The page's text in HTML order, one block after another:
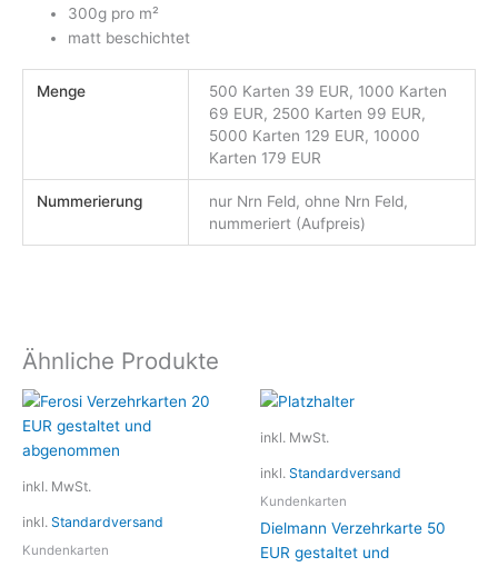
300g pro m²
matt beschichtet
Menge
500 Karten 39 EUR, 1000 Karten
69 EUR, 2500 Karten 99 EUR,
5000 Karten 129 EUR, 10000
Karten 179 EUR
Nummerierung
nur Nrn Feld, ohne Nrn Feld,
nummeriert (Aufpreis)
Ähnliche Produkte
inkl. MwSt.
inkl. Standardversand
Kundenkarten
Dieses
Varianten
inkl. MwSt.
inkl. Standardversand
Kundenkarten
Dielmann Verzehrkarte 50
EUR gestaltet und
auf.